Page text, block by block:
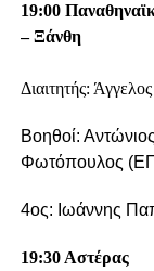
19:00
– Ξάνθη
Διαιτητής:
Βοηθοί:
Φωτόπουλος
4ος: Ιωάννης
19:30 Αστέρας